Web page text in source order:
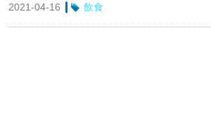
2021-04-16 飲食